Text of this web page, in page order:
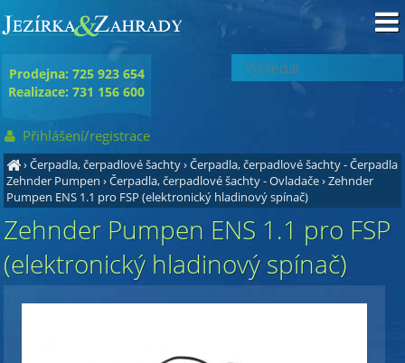
›Čerpadla, čerpadlové šachty›Čerpadla, čerpadlové šachty - Čerpadla
Zehnder Pumpen ›Čerpadla, čerpadlové šachty - Ovladače›Zehnder
Pumpen ENS 1.1 pro FSP (elektronický hladinový spínač)
Zehnder Pumpen ENS 1.1 pro FSP
(elektronický hladinový spínač)
Prodejna: 725 923 654
Realizace: 731 156 600
Přihlášení/registrace